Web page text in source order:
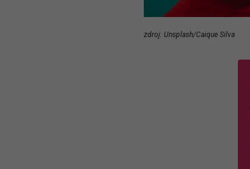
zdroj: Unsplash/Caique Silva